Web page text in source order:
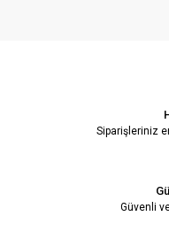
Siparişleriniz
Güvenli